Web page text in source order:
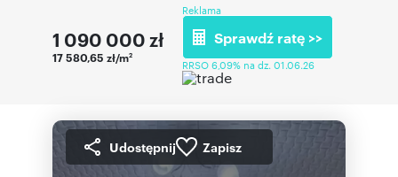
1 090 000 zł
17 580,65 zł/m2
Reklama
Sprawdź ratę >>
RRSO 6,09% na dz. 01.06.26
Udostępnij Zapisz